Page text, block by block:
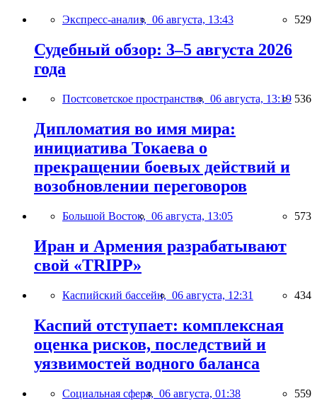
Экспресс-анализ, 06 августа, 13:43 529
Судебный обзор: 3–5 августа 2026
года
Постсоветское пространство, 06 августа, 13:19 536
Дипломатия во имя мира:
инициатива Токаева о
прекращении боевых действий и
возобновлении переговоров
Большой Восток, 06 августа, 13:05 573
Иран и Армения разрабатывают
свой «TRIPP»
Каспийский бассейн, 06 августа, 12:31 434
Каспий отступает: комплексная
оценка рисков, последствий и
уязвимостей водного баланса
Социальная сфера, 06 августа, 01:38 559